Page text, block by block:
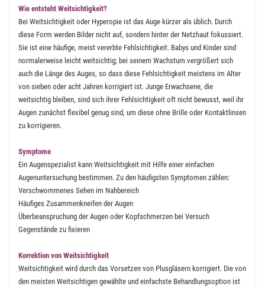
Wie entsteht Weitsichtigkeit?
Bei Weitsichtigkeit oder Hyperopie ist das Auge kürzer als üblich. Durch
diese Form werden Bilder nicht auf, sondern hinter der Netzhaut fokussiert.
Sie ist eine häufige, meist vererbte Fehlsichtigkeit. Babys und Kinder sind
normalerweise leicht weitsichtig; bei seinem Wachstum vergrößert sich
auch die Länge des Auges, so dass diese Fehlsichtigkeit meistens im Alter
von sieben oder acht Jahren korrigiert ist. Junge Erwachsene, die
weitsichtig bleiben, sind sich ihrer Fehlsichtigkeit oft nicht bewusst, weil ihr
Augen zunächst flexibel genug sind, um diese ohne Brille oder Kontaktlinsen
zu korrigieren.
Symptome
Ein Augenspezialist kann Weitsichtigkeit mit Hilfe einer einfachen
Augenuntersuchung bestimmen. Zu den häufigsten Symptomen zählen:
Verschwommenes Sehen im Nahbereich
Häufiges Zusammenkneifen der Augen
Überbeanspruchung der Augen oder Kopfschmerzen bei Versuch
Gegenstände zu fixieren
Korrektion von Weitsichtigkeit
Weitsichtigkeit wird durch das Vorsetzen von Plusgläsern korrigiert. Die von
den meisten Weitsichtigen gewählte und einfachste Behandlungsoption ist